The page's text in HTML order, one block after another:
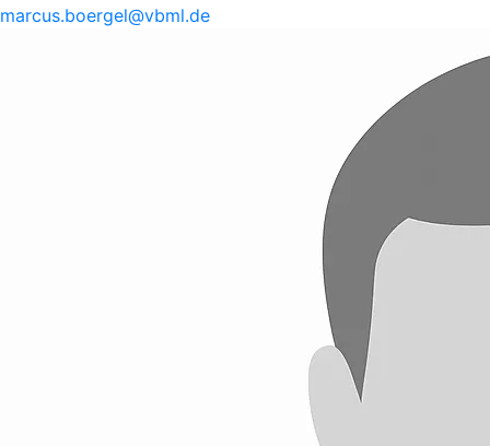
marcus.boergel@vbml.de